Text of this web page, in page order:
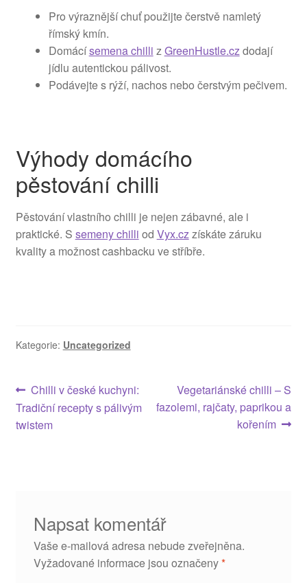
Pro výraznější chuť použijte čerstvě namletý
římský kmín.
Domácísemena chilli zGreenHustle.czdodají
jídlu autentickou pálivost.
Podávejte s rýží, nachos nebo čerstvým pečivem.
Výhody domácího
pěstování chilli
Pěstování vlastního chilli je nejen zábavné, ale i
praktické. S semeny chilli od Vyx.czzískáte záruku
kvality a možnost cashbacku ve stříbře.
Kategorie: Uncategorized
Navigace
pro
Předchozí
příspěvek:
Chilli v české kuchyni:
Tradiční recepty s pálivým
twistem
Následující
příspěvek:
Vegetariánské chilli – S
fazolemi, rajčaty, paprikou a
kořením
Napsat komentář
Vaše e-mailová adresa nebude zveřejněna.
Vyžadované informace jsou označeny*